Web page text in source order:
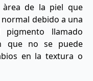
de la piel que
debido a una
pigmento llamado
que no se puede
en la textura o